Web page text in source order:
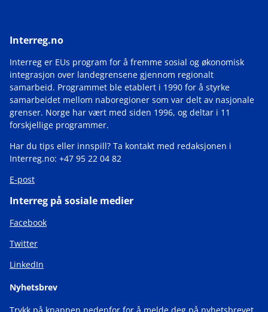
Interreg.no
Interreg er EUs program for å fremme sosial og økonomisk
integrasjon over landegrensene gjennom regionalt
samarbeid. Programmet ble etablert i 1990 for å styrke
samarbeidet mellom naboregioner som var delt av nasjonale
grenser. Norge har vært med siden 1996, og deltar i 11
forskjellige programmer.
Har du tips eller innspill? Ta kontakt med redaksjonen i
Interreg.no: +47 95 22 04 82
E-post
Interreg på sosiale medier
Facebook
Twitter
LinkedIn
Nyhetsbrev